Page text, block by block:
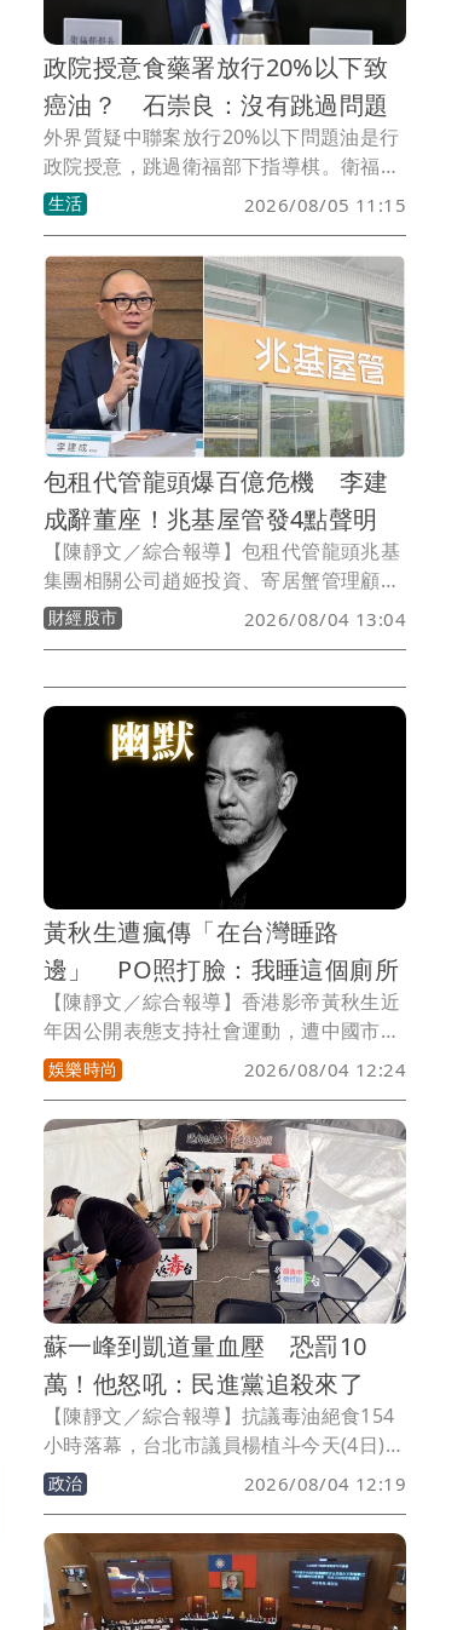
政院授意食藥署放行20%以下致
癌油？ 石崇良：沒有跳過問題
外界質疑中聯案放行20%以下問題油是行
政院授意，跳過衛福部下指導棋。衛福部
長石崇良今天說，「這是專家會議討論決
議」，另重申台糖採購的半成品脫膠粗
油，不在通報範圍。
生活 2026/08/05 11:15
包租代管龍頭爆百億危機 李建
成辭董座！兆基屋管發4點聲明
【陳靜文／綜合報導】包租代管龍頭兆基
集團相關公司趙姬投資、寄居蟹管理顧
問，驚爆公司債兌付危機，傳出資金缺口
達百億元，已有200多名投資人組成自救
李建成已於7月29日辭任公司所有職務，
兆基屋管財務、資金獨立運作，客戶權益
不受影響。
財經股市 2026/08/04 13:04
黃秋生遭瘋傳「在台灣睡路
邊」 PO照打臉：我睡這個廁所
【陳靜文／綜合報導】香港影帝黃秋生近
年因公開表態支持社會運動，遭中國市場
封殺，演藝事業受衝擊。他日前曾宣布
「香港舞台，是時候說再見了」，引發各
界揣測是否正式告別香港演藝圈。未料，
近日黃秋生遭瘋傳來台灣「睡路邊」，讓
他忍不住跳出來回應，他PO出幾張輕奢
華的浴廁照片笑稱「我睡在這個廁所」。
娛樂時尚 2026/08/04 12:24
蘇一峰到凱道量血壓 恐罰10
萬！他怒吼：民進黨追殺來了
【陳靜文／綜合報導】抗議毒油絕食154
小時落幕，台北市議員楊植斗今天(4日)爆
料，經常評論批評執政黨的胸腔科醫師蘇
一峰，在藍營凱道絕食時，到場探望並幫
絕食者量血壓和血糖，如今被青鳥檢舉
「未經事先報准執行醫療業務」要求衛生
局開罰，金額可能2萬至10萬元，楊植斗
痛斥：「民進黨的追殺來了！」
政治 2026/08/04 12:19